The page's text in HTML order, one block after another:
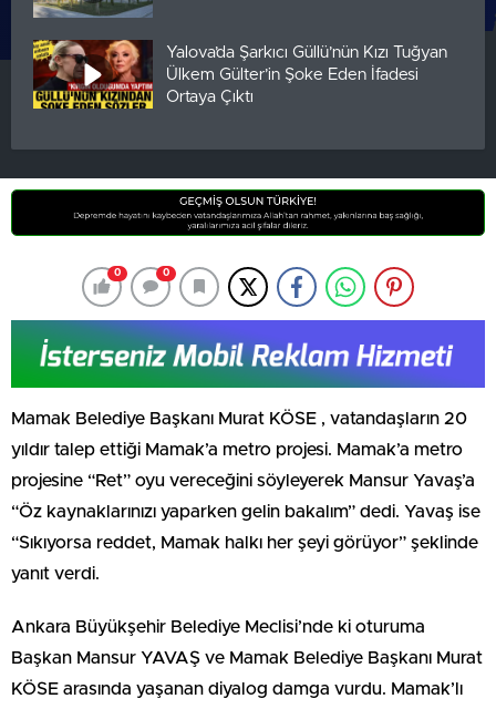
Yalova’da Şarkıcı Güllü’nün Kızı Tuğyan
Ülkem Gülter’in Şoke Eden İfadesi
Ortaya Çıktı
0 0
Mamak Belediye Başkanı Murat KÖSE , vatandaşların 20
yıldır talep ettiği Mamak’a metro projesi. Mamak’a metro
projesine “Ret” oyu vereceğini söyleyerek Mansur Yavaş’a
“Öz kaynaklarınızı yaparken gelin bakalım” dedi. Yavaş ise
“Sıkıyorsa reddet, Mamak halkı her şeyi görüyor” şeklinde
yanıt verdi.
Ankara Büyükşehir Belediye Meclisi’nde ki oturuma
Başkan Mansur YAVAŞ ve Mamak Belediye Başkanı Murat
KÖSE arasında yaşanan diyalog damga vurdu. Mamak’lı